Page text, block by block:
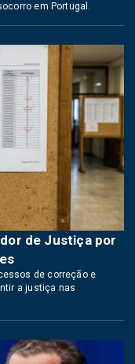
em Portugal.
de Justiça por
de correção e
a justiça nas